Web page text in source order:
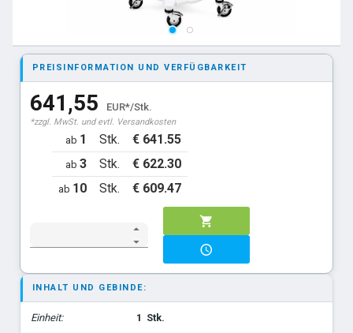
PREISINFORMATION UND VERFÜGBARKEIT
641,55 EUR*/Stk.
*zzgl. MwSt. und evtl. Versandkosten
ab 1 Stk. € 641.55
ab 3 Stk. € 622.30
ab 10 Stk. € 609.47
INHALT UND GEBINDE:
Einheit: 1 Stk.